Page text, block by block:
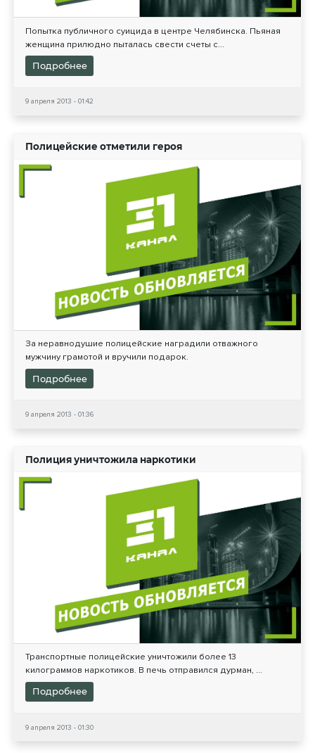
Попытка публичного суицида в центре Челябинска. Пьяная
женщина прилюдно пыталась свести счеты с...
Подробнее
9 апреля 2013 - 01:42
Полицейские отметили героя
За неравнодушие полицейские наградили отважного
мужчину грамотой и вручили подарок.
Подробнее
9 апреля 2013 - 01:36
Полиция уничтожила наркотики
Транспортные полицейские уничтожили более 13
килограммов наркотиков. В печь отправился дурман, ...
Подробнее
9 апреля 2013 - 01:30